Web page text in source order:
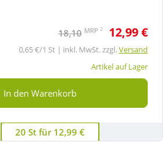
18,10 MRP 2 12,99 €
0,65 €/1 St | inkl. MwSt. zzgl.Versand
Artikel auf Lager
In den Warenkorb
20 St für 12,99 €